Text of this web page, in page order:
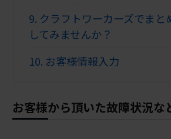
9. クラフトワーカーズでまと
してみませんか？
10. お客様情報入力
お客様から頂いた故障状況な